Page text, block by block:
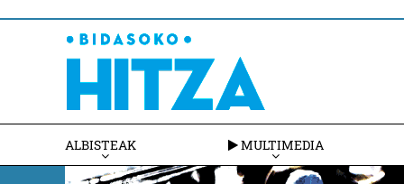
ALBISTEAK MULTIMEDIA